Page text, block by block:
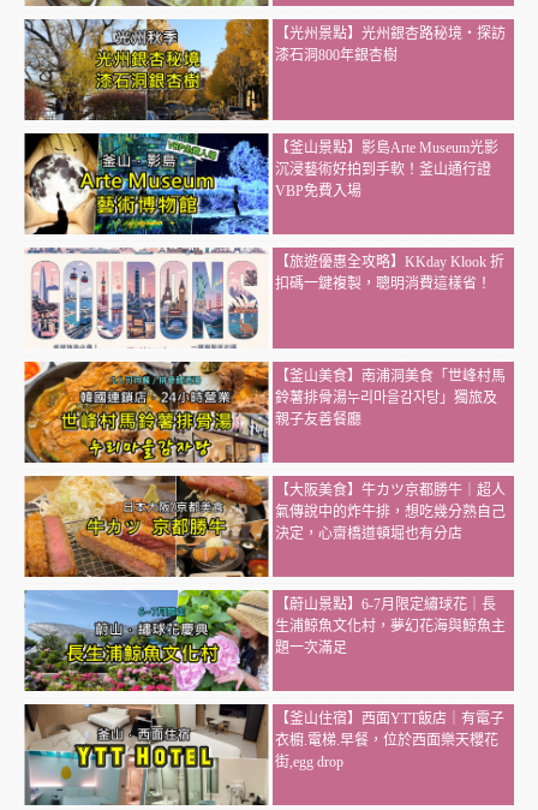
【光州景點】光州銀杏路秘境・探訪
漆石洞800年銀杏樹
【釜山景點】影島Arte Museum光影
沉浸藝術好拍到手軟！釜山通行證
VBP免費入場
【旅遊優惠全攻略】KKday Klook 折
扣碼一鍵複製，聰明消費這樣省！
【釜山美食】南浦洞美食「世峰村馬
鈴薯排骨湯누리마을감자탕」獨旅及
親子友善餐廳
【大阪美食】牛カツ京都勝牛｜超人
氣傳說中的炸牛排，想吃幾分熟自己
決定，心齋橋道頓堀也有分店
【蔚山景點】6-7月限定繡球花｜長
生浦鯨魚文化村，夢幻花海與鯨魚主
題一次滿足
【釜山住宿】西面YTT飯店｜有電子
衣櫥.電梯.早餐，位於西面樂天櫻花
街,egg drop